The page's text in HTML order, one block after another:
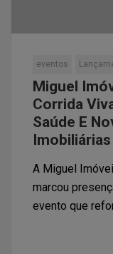
eventos
Miguel
Corrida
Saúde E
Imobiliárias
A Miguel
marcou
evento que